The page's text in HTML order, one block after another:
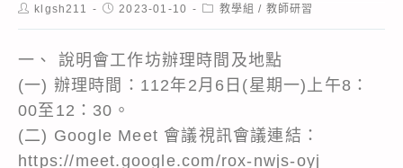
Postklgsh211
Post2023-01-10
Post教學組 / 教師研習
一、 說明會工作坊辦理時間及地點
(一) 辦理時間：112年2月6日(星期一)上午8：
00至12：30。
(二) Google Meet 會議視訊會議連結：
https://meet.google.com/rox-nwjs-oyj